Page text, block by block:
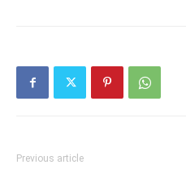
Previous article